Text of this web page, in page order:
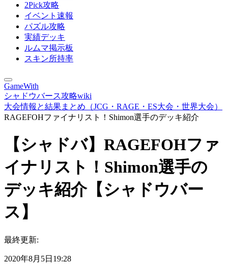
2Pick攻略
イベント速報
パズル攻略
実績デッキ
ルムマ掲示板
スキン所持率
GameWith
シャドウバース攻略wiki
大会情報と結果まとめ（JCG・RAGE・ES大会・世界大会）
RAGEFOHファイナリスト！Shimon選手のデッキ紹介
【シャドバ】RAGEFOHファ
イナリスト！Shimon選手の
デッキ紹介【シャドウバー
ス】
最終更新:
2020年8月5日19:28